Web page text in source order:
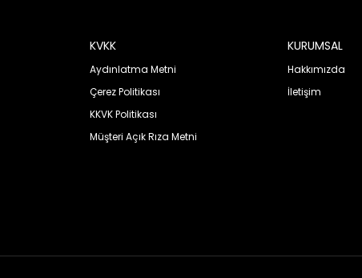
KVKK
Aydınlatma Metni
Çerez Politikası
KKVK Politikası
Müşteri Açık Rıza Metni
KURUMSAL
Hakkımızda
İletişim